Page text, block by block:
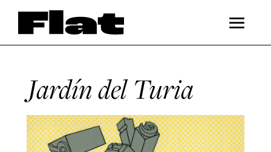
Jardín del Turia